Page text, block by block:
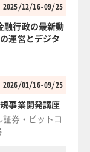
2025/12/16-09/25
融行政の最新動
運営とデジタ
2026/01/16-09/25
事業開発講座
券・ビットコ